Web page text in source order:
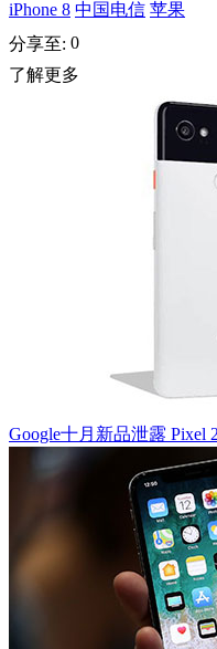
iPhone 8 中国电信 苹果
分享至: 0
了解更多
Google十月新品泄露 Pixel